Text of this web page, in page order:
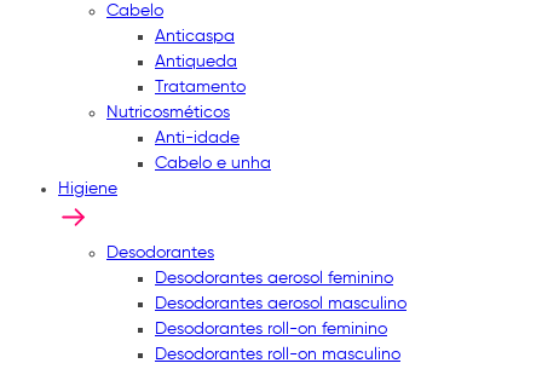
Cabelo
Anticaspa
Antiqueda
Tratamento
Nutricosméticos
Anti-idade
Cabelo e unha
Higiene
Desodorantes
Desodorantes aerosol feminino
Desodorantes aerosol masculino
Desodorantes roll-on feminino
Desodorantes roll-on masculino